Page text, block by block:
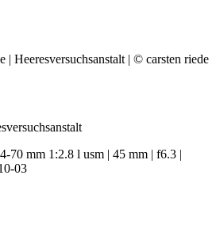
70 mm 1:2.8 l usm | 45 mm | f6.3 |
03